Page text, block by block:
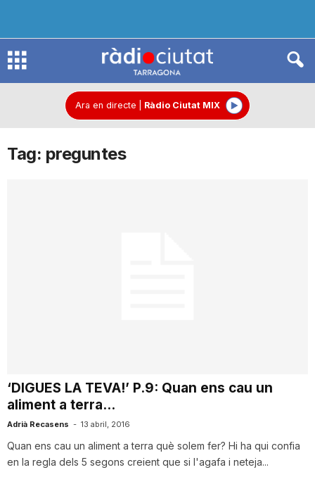
R
d
t
a
Ara en directe Ràdio Ciutat MIX
Tag: preguntes
‘DIGUES LA TEVA!’ P.9: Quan ens cau un
aliment a terra…
Adrià Recasens - 13 abril, 2016
Quan ens cau un aliment a terra què solem fer? Hi ha qui confia
en la regla dels 5 segons creient que si l'agafa i neteja...